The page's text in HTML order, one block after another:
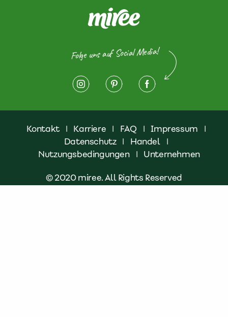
Folge uns auf Social Media!
Kontakt | Karriere | FAQ | Impressum
|
Datenschutz | Handel
|
Nutzungsbedingungen
| Unternehmen
© 2020 miree. All Rights Reserved